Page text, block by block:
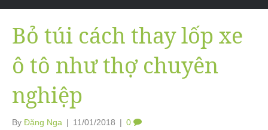
Bỏ túi cách thay lốp xe
ô tô như thợ chuyên
nghiệp
By Đặng Nga | 11/01/2018 | 0